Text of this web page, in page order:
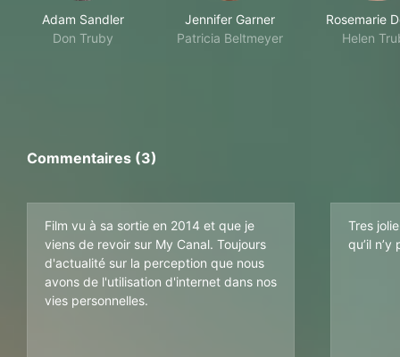
Adam Sandler
Don Truby
Jennifer Garner
Patricia Beltmeyer
Rosemarie
Helen
Commentaires (3)
Film vu à sa sortie en 2014 et que je
viens de revoir sur My Canal. Toujours
d'actualité sur la perception que nous
avons de l'utilisation d'internet dans nos
vies personnelles.
Tres
qu’il